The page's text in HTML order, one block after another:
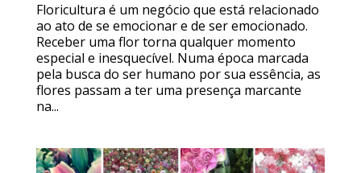
Floricultura é um negócio que está relacionado
ao ato de se emocionar e de ser emocionado.
Receber uma flor torna qualquer momento
especial e inesquecível. Numa época marcada
pela busca do ser humano por sua essência, as
flores passam a ter uma presença marcante
na...